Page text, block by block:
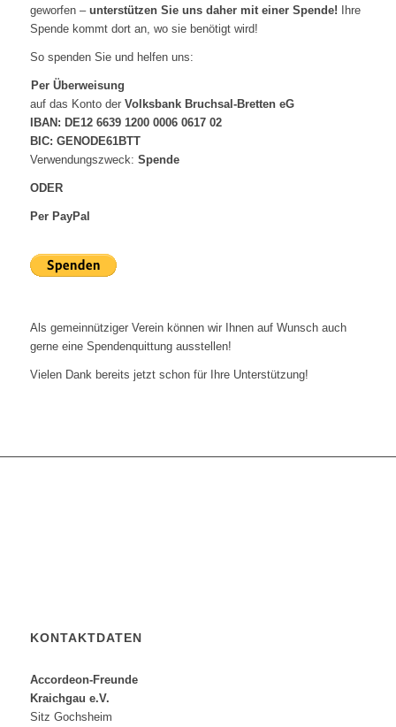
geworfen – unterstützen Sie uns daher mit einer Spende! Ihre
Spende kommt dort an, wo sie benötigt wird!
So spenden Sie und helfen uns:
Per Überweisung
auf das Konto der Volksbank Bruchsal-Bretten eG
IBAN: DE12 6639 1200 0006 0617 02
BIC: GENODE61BTT
Verwendungszweck: Spende
ODER
Per PayPal
Als gemeinnütziger Verein können wir Ihnen auf Wunsch auch
gerne eine Spendenquittung ausstellen!
Vielen Dank bereits jetzt schon für Ihre Unterstützung!
KONTAKTDATEN
Accordeon-Freunde
Kraichgau e.V.
Sitz Gochsheim